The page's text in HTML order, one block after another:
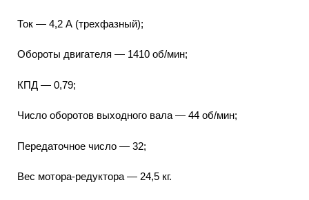
Ток — 4,2 А (трехфазный);
Обороты двигателя — 1410 об/мин;
КПД — 0,79;
Число оборотов выходного вала — 44 об/мин;
Передаточное число — 32;
Вес мотора-редуктора — 24,5 кг.